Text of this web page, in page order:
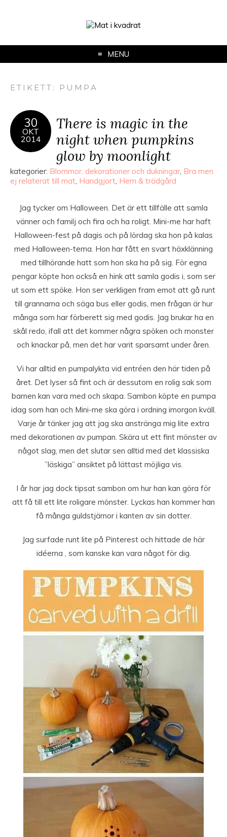
MENU
ETIKETT: PUMPA
30
OKT
2014
There is magic in the
night when pumpkins
glow by moonlight
kategorier: Blommor, dekorationer och dukningar, Bra men
ej relaterat till mat, Handgjort, Hem & trädgård
Jag tycker om Halloween. Det är ett tillfälle att samla
vänner och familj och fira och ha roligt. Mini-me har haft
Halloween-fest på dagis och på lördag ska hon på kalas
med Halloween-tema. Hon har fått en svart häxklänning
med tillhörande hatt som hon ska ha på sig. För egna
pengar köpte hon också en hink att samla godis i, som ser
ut som ett spöke. Hon ser verkligen fram emot att gå runt
till grannarna och säga bus eller godis, men frågan är hur
många som har förberett sig med godis. Jag brukar ha en
skål redo, ifall att det kommer några spöken och monster
och knackar på, men det har varit sparsamt under åren.
Vi har alltid en pumpalykta vid entréen den här tiden på
året. Det lyser så fint och är dessutom en rolig sak som
barnen kan vara med och skapa. Sambon köpte en pumpa
idag som han och Mini-me ska göra i ordning imorgon kväll.
Varje år tänker jag att jag ska anstränga mig lite extra
med dekorationen av pumpan. Skära ut ett fint mönster av
något slag, men det slutar sen alltid med det klassiska
”läskiga” ansiktet på lättast möjliga vis.
I år har jag dock tipsat sambon om hur han kan göra för
att få till ett lite roligare mönster. Lyckas han kommer han
få många guldstjärnor i kanten av sin dotter.
Jag surfade runt lite på Pinterest och hittade de här
idéerna , som kanske kan vara något för dig.